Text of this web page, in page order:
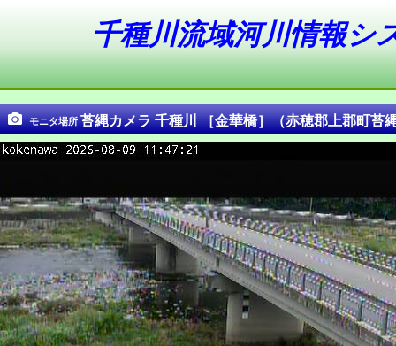
千種川流域河川情報シ
モニタ場所苔縄カメラ 千種川 ［金華橋］（赤穂郡上郡町苔